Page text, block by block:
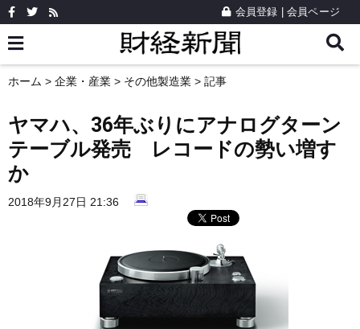
会員登録 会員ページ
ホーム > 企業・産業 > その他製造業 > 記事
ヤマハ、36年ぶりにアナログターン
テーブル発売 レコードの勢い増す
か
2018年9月27日 21:36